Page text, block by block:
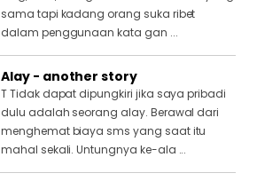
sama tapi kadang orang suka ribet
dalam penggunaan kata gan ...
Alay - another story
T Tidak dapat dipungkiri jika saya pribadi
dulu adalah seorang alay. Berawal dari
menghemat biaya sms yang saat itu
mahal sekali. Untungnya ke-ala ...